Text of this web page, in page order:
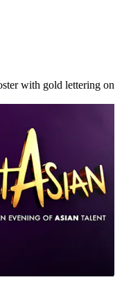
with gold lettering on